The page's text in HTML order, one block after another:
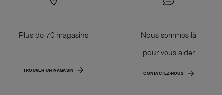
Plus de 70 magasins
TROUVER UN MAGASIN
Nous sommes là
pour vous aider
CONTACTEZ-NOUS